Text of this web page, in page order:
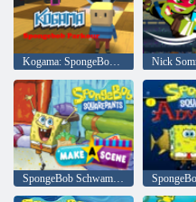
Kogama: SpongeBob Parkour Nick
SpongeBob Schwammkopf machen eine Szene